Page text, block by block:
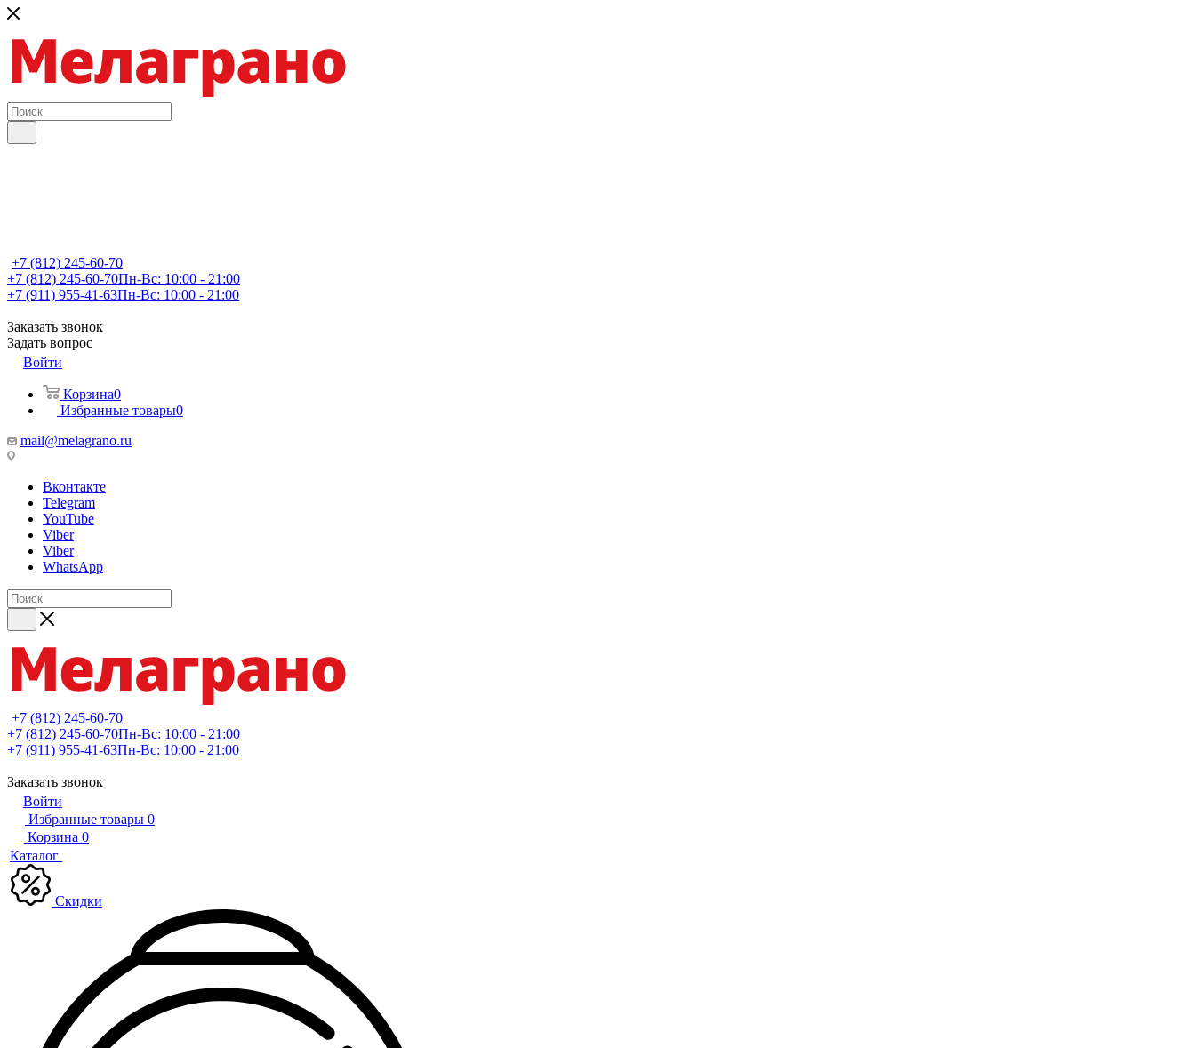
+7 (812) 245-60-70
+7 (812) 245-60-70Пн-Вс: 10:00 - 21:00
+7 (911) 955-41-63Пн-Вс: 10:00 - 21:00
Заказать звонок
Задать вопрос
Войти
Корзина0
Избранные товары0
mail@melagrano.ru
Вконтакте
Telegram
YouTube
Viber
Viber
WhatsApp
+7 (812) 245-60-70
+7 (812) 245-60-70Пн-Вс: 10:00 - 21:00
+7 (911) 955-41-63Пн-Вс: 10:00 - 21:00
Заказать звонок
Войти
Избранные товары 0
Корзина 0
Каталог
Скидки